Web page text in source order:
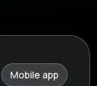
Mobile app